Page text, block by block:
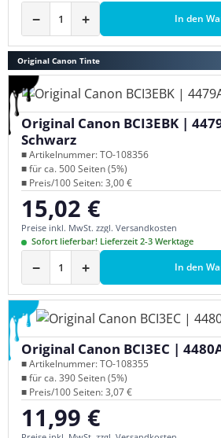
− + In den
Original Canon Tinte
Original Canon BCI3EBK |
Schwarz
■ Artikelnummer: TO-108356
■ für ca. 500 Seiten (5%)
■ Preis/100 Seiten: 3,00 €
Regulärer Preis:
15,02 €
Preise inkl. MwSt. zzgl. Versandkosten
Sofort lieferbar! Lieferzeit 2-3 Werktage
− + In den
Original Canon BCI3EC |
■ Artikelnummer: TO-108355
■ für ca. 390 Seiten (5%)
■ Preis/100 Seiten: 3,07 €
Regulärer Preis:
11,99 €